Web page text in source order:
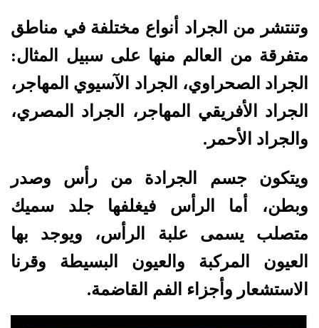
وتنتشر من الجراد أنواع مختلفة في مناطق
متفرقة من العالم منها على سبيل المثال:
الجراد الصحراوي، الجراد الآسيوي المهاجر،
الجراد الأفريقي المهاجر، الجراد المصري،
والجراد الأحمر.
ويتكون جسم الجرادة من رأس وصدر
وبطن، أما الرأس فيغلفها جلد سميك
متصلب يسمى علبة الرأس، ويوجد بها
العيون المركبة والعيون البسيطة وقرنا
الاستشعار وأجزاء الفم القاضمة.